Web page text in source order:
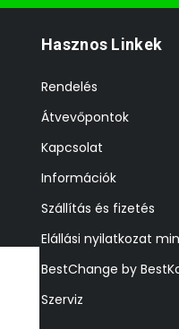
Hasznos Linkek
Rendelés
Átvevőpontok
Kapcsolat
Információk
Szállítás és fizetés
Elállási nyilatkozat
BestChange by
Szerviz